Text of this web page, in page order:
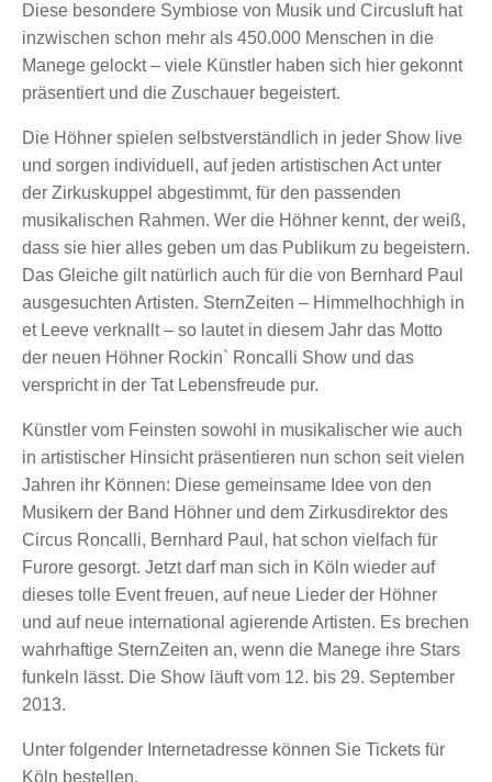
Diese besondere Symbiose von Musik und Circusluft hat
inzwischen schon mehr als 450.000 Menschen in die
Manege gelockt – viele Künstler haben sich hier gekonnt
präsentiert und die Zuschauer begeistert.
Die Höhner spielen selbstverständlich in jeder Show live
und sorgen individuell, auf jeden artistischen Act unter
der Zirkuskuppel abgestimmt, für den passenden
musikalischen Rahmen. Wer die Höhner kennt, der weiß,
dass sie hier alles geben um das Publikum zu begeistern.
Das Gleiche gilt natürlich auch für die von Bernhard Paul
ausgesuchten Artisten. SternZeiten – Himmelhochhigh in
et Leeve verknallt – so lautet in diesem Jahr das Motto
der neuen Höhner Rockin` Roncalli Show und das
verspricht in der Tat Lebensfreude pur.
Künstler vom Feinsten sowohl in musikalischer wie auch
in artistischer Hinsicht präsentieren nun schon seit vielen
Jahren ihr Können: Diese gemeinsame Idee von den
Musikern der Band Höhner und dem Zirkusdirektor des
Circus Roncalli, Bernhard Paul, hat schon vielfach für
Furore gesorgt. Jetzt darf man sich in Köln wieder auf
dieses tolle Event freuen, auf neue Lieder der Höhner
und auf neue international agierende Artisten. Es brechen
wahrhaftige SternZeiten an, wenn die Manege ihre Stars
funkeln lässt. Die Show läuft vom 12. bis 29. September
2013.
Unter folgender Internetadresse können Sie Tickets für
Köln bestellen.